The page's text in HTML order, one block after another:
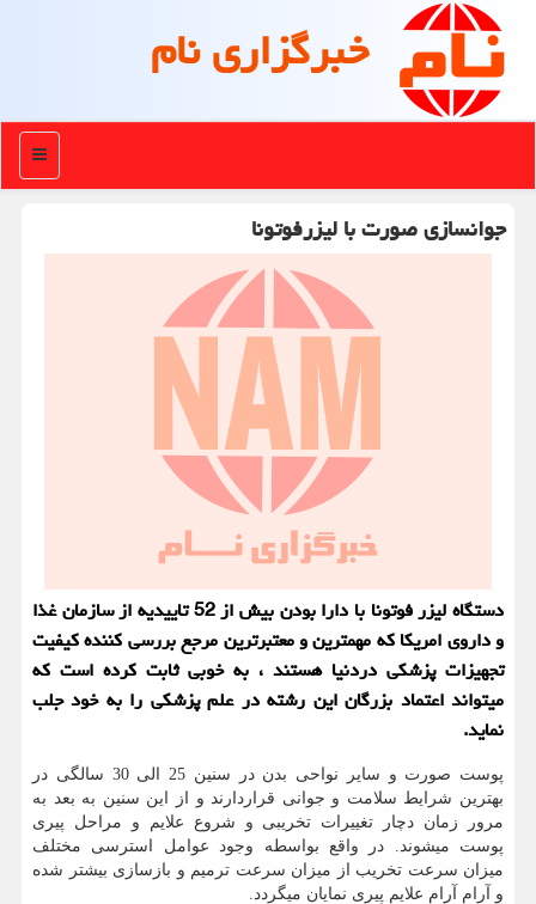
خبرگزاری نام
منو
جوانسازی صورت با لیزرفوتونا
دستگاه لیزر فوتونا با دارا بودن بیش از 52 تاییدیه از سازمان غذا
و داروی امریکا که مهمترین و معتبرترین مرجع بررسی کننده کیفیت
تجهیزات پزشکی دردنیا هستند ، به خوبی ثابت کرده است که
میتواند اعتماد بزرگان این رشته در علم پزشکی را به خود جلب
نماید.
پوست صورت و سایر نواحی بدن در سنین 25 الی 30 سالگی در
بهترین شرایط سلامت و جوانی قراردارند و از این سنین به بعد به
مرور زمان دچار تغییرات تخریبی و شروع علایم و مراحل پیری
پوست میشوند. در واقع بواسطه وجود عوامل استرسی مختلف
میزان سرعت تخریب از میزان سرعت ترمیم و بازسازی بیشتر شده
و آرام آرام علایم پیری نمایان میگردد.